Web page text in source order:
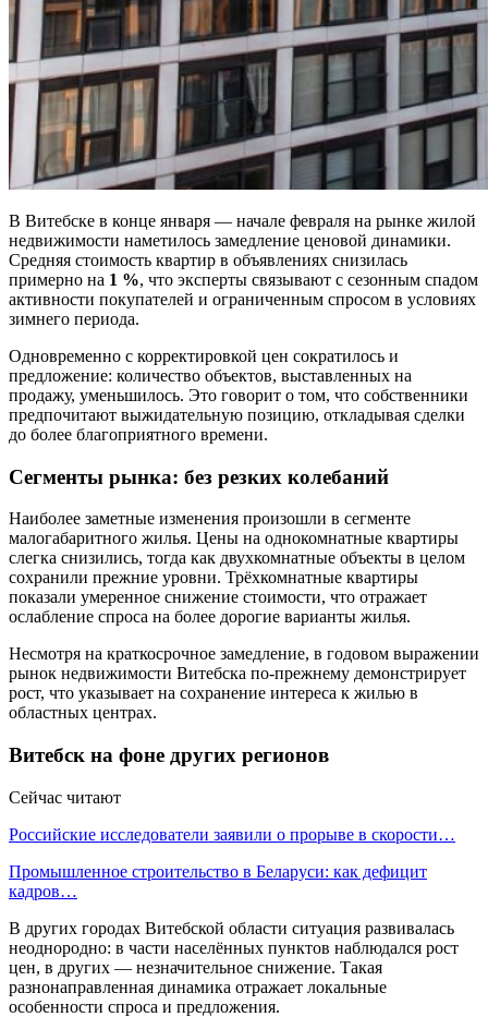
В Витебске в конце января — начале февраля на рынке жилой
недвижимости наметилось замедление ценовой динамики.
Средняя стоимость квартир в объявлениях снизилась
примерно на 1 %, что эксперты связывают с сезонным спадом
активности покупателей и ограниченным спросом в условиях
зимнего периода.
Одновременно с корректировкой цен сократилось и
предложение: количество объектов, выставленных на
продажу, уменьшилось. Это говорит о том, что собственники
предпочитают выжидательную позицию, откладывая сделки
до более благоприятного времени.
Сегменты рынка: без резких колебаний
Наиболее заметные изменения произошли в сегменте
малогабаритного жилья. Цены на однокомнатные квартиры
слегка снизились, тогда как двухкомнатные объекты в целом
сохранили прежние уровни. Трёхкомнатные квартиры
показали умеренное снижение стоимости, что отражает
ослабление спроса на более дорогие варианты жилья.
Несмотря на краткосрочное замедление, в годовом выражении
рынок недвижимости Витебска по-прежнему демонстрирует
рост, что указывает на сохранение интереса к жилью в
областных центрах.
Витебск на фоне других регионов
Сейчас читают
Российские исследователи заявили о прорыве в скорости…
Промышленное строительство в Беларуси: как дефицит
кадров…
В других городах Витебской области ситуация развивалась
неоднородно: в части населённых пунктов наблюдался рост
цен, в других — незначительное снижение. Такая
разнонаправленная динамика отражает локальные
особенности спроса и предложения.